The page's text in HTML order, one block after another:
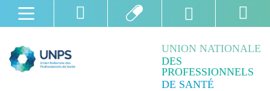
UNION NATIONALE
DES
PROFESSIONNELS
DE SANTÉ